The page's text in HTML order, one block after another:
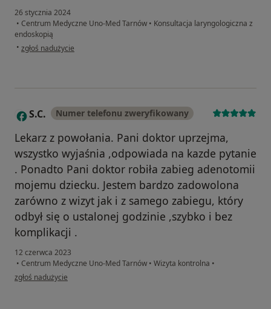
26 stycznia 2024
• Centrum Medyczne Uno-Med Tarnów • Konsultacja laryngologiczna z
endoskopią
• w opinii użytkownika Mm
zgłoś nadużycie
S S.C. Numer telefonu zweryfikowany
Lekarz z powołania. Pani doktor uprzejma,
wszystko wyjaśnia ,odpowiada na kazde pytanie
. Ponadto Pani doktor robiła zabieg adenotomii
mojemu dziecku. Jestem bardzo zadowolona
zarówno z wizyt jak i z samego zabiegu, który
odbył się o ustalonej godzinie ,szybko i bez
komplikacji .
12 czerwca 2023
• Centrum Medyczne Uno-Med Tarnów • Wizyta kontrolna •
w opinii użytkownika S.C.
zgłoś nadużycie